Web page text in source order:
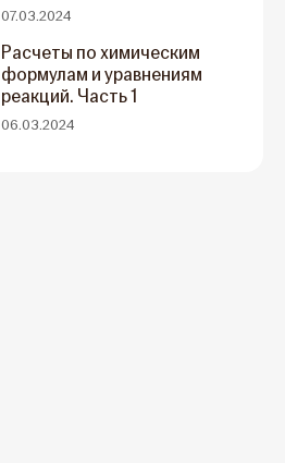
07.03.2024
Расчеты по химическим
формулам и уравнениям
реакций. Часть 1
06.03.2024